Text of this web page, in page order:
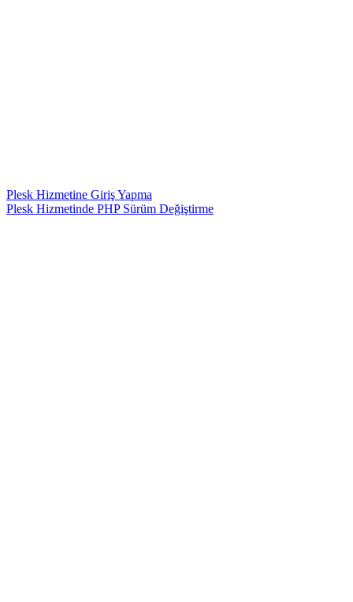
Plesk Hizmetine Giriş Yapma
Plesk Hizmetinde PHP Sürüm Değiştirme